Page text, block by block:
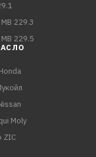
229.3
229.5
Moly
ZIC